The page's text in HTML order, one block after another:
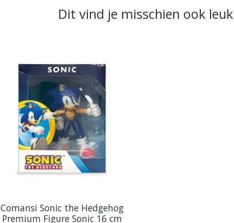
Dit vind je misschien ook leuk
Comansi Sonic the Hedgehog
Premium Figure Sonic 16 cm